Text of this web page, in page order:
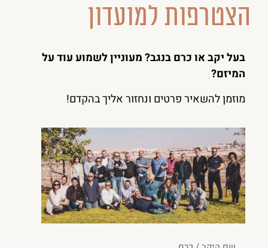
הצטרפות למועדון
בעל יקב או כרם בנגב? מעוניין לשמוע עוד על
המיזם?
מוזמן להשאיר פרטים ונחזור אליך בהקדם!